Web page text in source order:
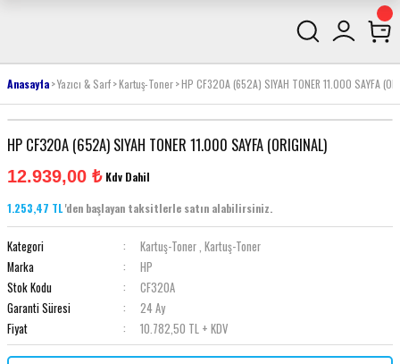
Anasayfa Yazıcı & Sarf Kartuş-Toner HP CF320A (652A) SIYAH TONER 11.000 SAYFA
HP CF320A (652A) SIYAH TONER 11.000 SAYFA (ORIGINAL)
12.939,00 ₺ Kdv Dahil
1.253,47 TL'den başlayan taksitlerle satın alabilirsiniz.
Kategori Kartuş-Toner, Kartuş-Toner
Marka
HP
Stok Kodu
CF320A
Garanti Süresi
24 Ay
Fiyat
10.782,50 TL + KDV